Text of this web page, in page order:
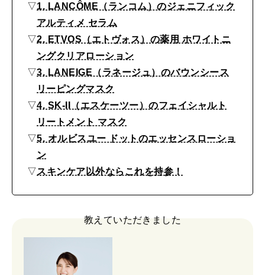
2026年9月号「北海道 おいしく遊ぶ、夏のご褒美旅。」
2026年8月号『お茶の時間です。』
2026年7月号「鎌倉 ローカルが 教えてくれた 本当の歩き方。」
2026年5月号「“大好き”に出会いに。韓国」
2026年4月号「未来をつくる、学びの教科書。」
2025年12月号「お酒の新常識。」
MAGAZINE MOOK
FOLLOW US!
ア
イ
▽1. LANCÔME（ランコム）のジェニフィック
アルティメ セラム
▽2. ETVOS（エトヴォス）の薬用 ホワイトニ
ングクリアローション
▽3. LANEIGE（ラネージュ）のバウンシース
リーピングマスク
▽4. SK-II（エスケーツー）のフェイシャルト
リートメント マスク
▽5. オルビスユー ドットのエッセンスローショ
ン
▽スキンケア以外ならこれを持参！
教えていただきました